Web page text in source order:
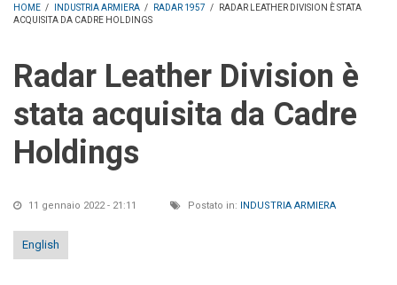
HOME / INDUSTRIA ARMIERA / RADAR 1957 /
RADAR LEATHER DIVISION È STATA
ACQUISITA DA CADRE HOLDINGS
Radar Leather Division è
stata acquisita da Cadre
Holdings
11 gennaio 2022 - 21:11 Postato in: INDUSTRIA ARMIERA
English